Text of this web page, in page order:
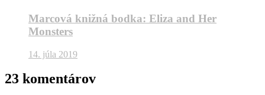
Marcová knižná bodka: Eliza and Her
Monsters
14. júla 2019
23 komentárov